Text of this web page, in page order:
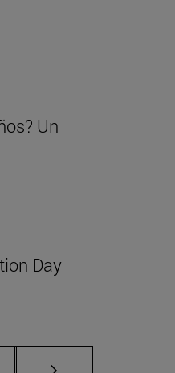
Un
Day
Use TAB para desplazarse.